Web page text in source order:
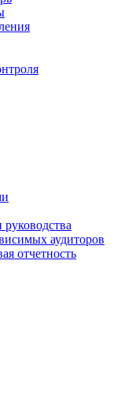
руководства
аудиторов
отчетность